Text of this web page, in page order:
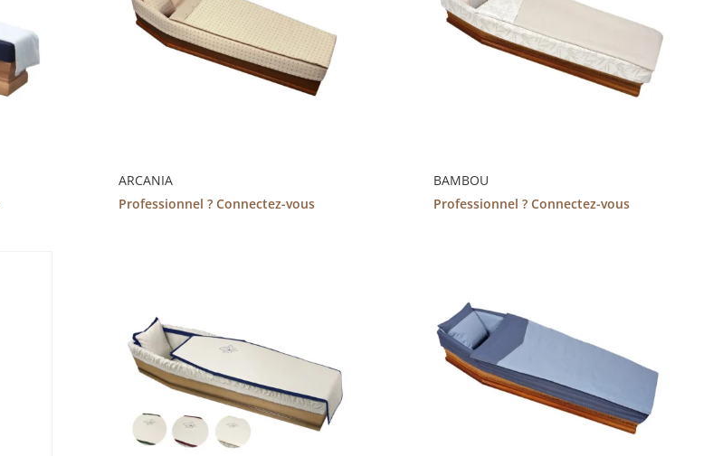
ARCANIA
Professionnel ? Connectez-vous
BAMBOU
Professionnel ? Connectez-vous